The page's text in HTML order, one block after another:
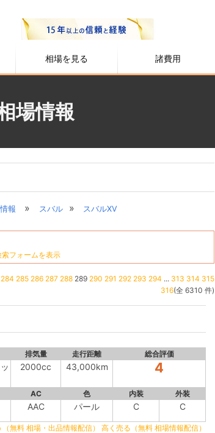
相場を見る 諸費用
場情報
報 » スバル » スバルXV
フォームを表示
284 285 286 287 288289 290 291 292 293 294 ... 313 314 315
316(全 6310 件)
排気量 走行距離 総合評価
2000cc 43,000km 4
AC 色 内装 外装
AAC パール C C
無料 相場・出品情報配信） 高く売る（無料 相場情報配信）